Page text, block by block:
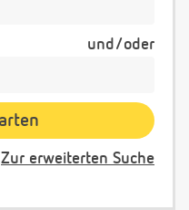
und/oder
Zur erweiterten Suche